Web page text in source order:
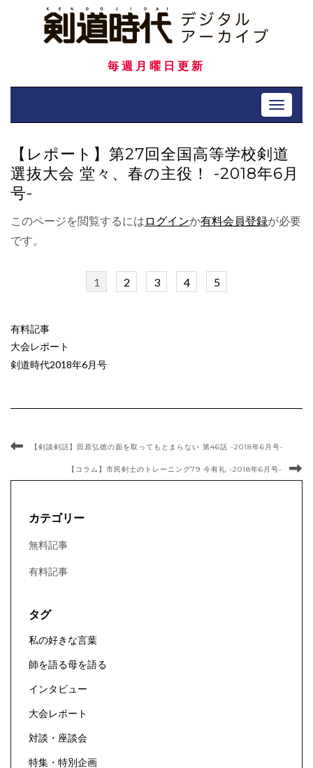
毎週月曜日更新
Toggle
【レポート】第27回全国高等学校剣道
選抜大会 堂々、春の主役！ -2018年6月
号-
このページを閲覧するには ログインか有料会員登録が必要
です。
1 2 3 4 5
有料記事
大会レポート
剣道時代2018年6月号
【剣談剣話】田原弘徳の面を取ってもとまらない 第46話 -2018年6月号-
【コラム】市民剣士のトレーニング79 今有礼 -2018年6月号-
カテゴリー
無料記事
有料記事
タグ
私の好きな言葉
師を語る母を語る
インタビュー
大会レポート
対談・座談会
特集・特別企画